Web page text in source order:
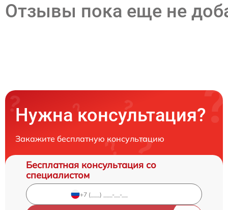
Отзывы пока еще не
Нужна консультация?
Закажите бесплатную консультацию
Бесплатная консультация со
специалистом